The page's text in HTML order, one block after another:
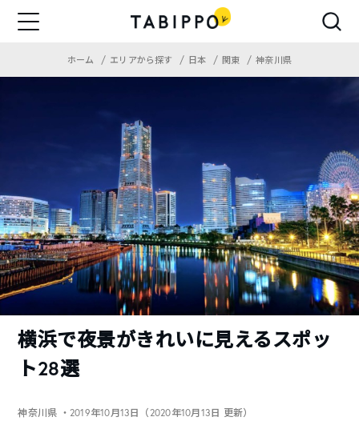
ホーム エリアから探す 日本 関東 神奈川県
横浜で夜景がきれいに見えるスポッ
ト28選
神奈川県 ・2019年10月13日（2020年10月13日 更新）